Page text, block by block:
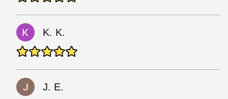
K. K.
J. E.